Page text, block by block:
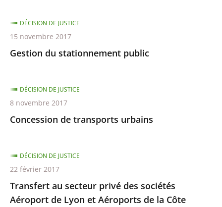
Gestion du stationnement public
DÉCISION DE JUSTICE
15 novembre 2017
Concession de transports urbains
DÉCISION DE JUSTICE
8 novembre 2017
Transfert au secteur privé des sociétés
Aéroport de Lyon et Aéroports de la Côte
DÉCISION DE JUSTICE
22 février 2017